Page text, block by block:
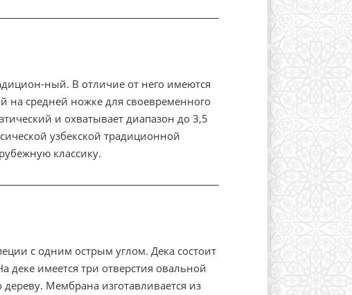
ный. В отличие от него имеются
средней ножке для своевременного
и охватывает диапазон до 3,5
узбекской традиционной
классику.
с одним острым углом. Дека состоит
деке имеется три отверстия овальной
Мембрана изготавливается из